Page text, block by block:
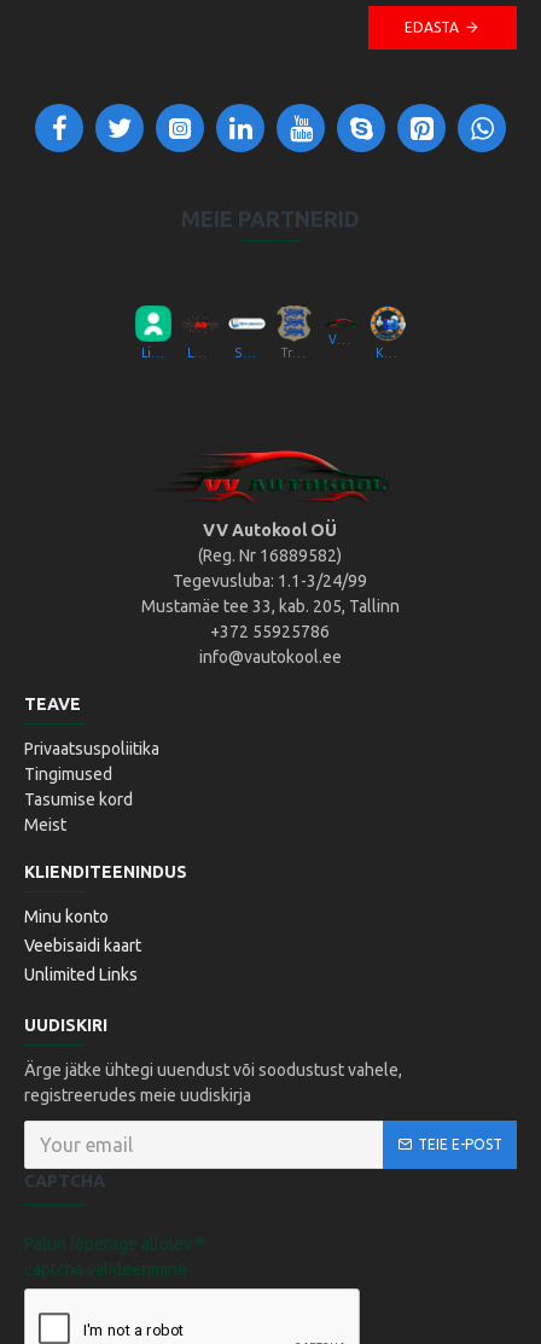
EDASTA
MEIE PARTNERID
VV Autokool OÜ
VV Autokool OÜ
(Reg. Nr 16889582)
Tegevusluba: 1.1-3/24/99
Mustamäe tee 33, kab. 205, Tallinn
+372 55925786
info@vautokool.ee
TEAVE
Privaatsuspoliitika
Tingimused
Tasumise kord
Meist
KLIENDITEENINDUS
Minu konto
Veebisaidi kaart
Unlimited Links
UUDISKIRI
Ärge jätke ühtegi uuendust või soodustust vahele,
registreerudes meie uudiskirja
TEIE E-POST
CAPTCHA
Palun lõpetage allolev
captcha valideerimine